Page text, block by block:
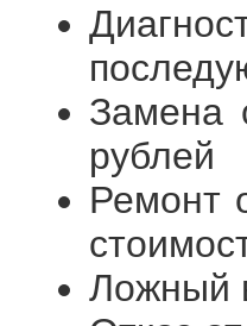
Замена
рублей
Ремонт
Ложный